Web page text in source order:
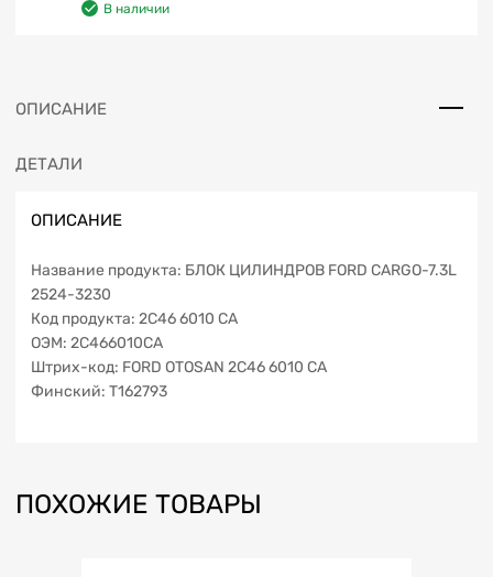
В наличии
ОПИСАНИЕ
ДЕТАЛИ
ОПИСАНИЕ
Название продукта: БЛОК ЦИЛИНДРОВ FORD CARGO-7.3L
2524-3230
Код продукта: 2C46 6010 CA
ОЭМ: 2C466010CA
Штрих-код: FORD OTOSAN 2C46 6010 CA
Финский: T162793
ПОХОЖИЕ ТОВАРЫ